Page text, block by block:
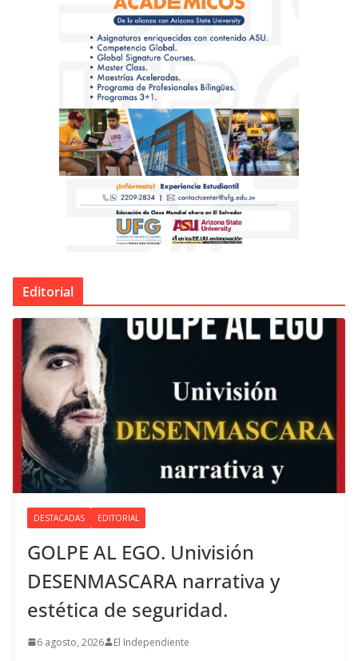
Editorial
DESTACADAS EDITORIAL
GOLPE AL EGO. Univisión
DESENMASCARA narrativa y
estética de seguridad.
6 agosto, 2026 El Independiente